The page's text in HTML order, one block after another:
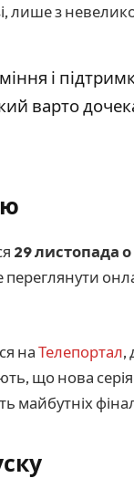
лише з
і
варто
29 листопада о
переглянути
наТелепортал,
що нова